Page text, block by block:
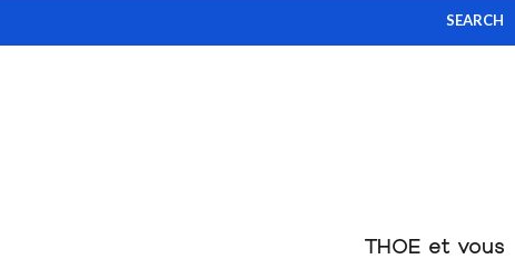
THOE et vous